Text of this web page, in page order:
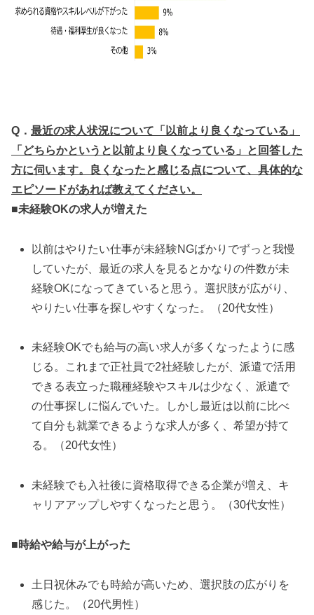
Q． 最近の求人状況について「以前より良くなっている」
「どちらかというと以前より良くなっている」と回答した
方に伺います。良くなったと感じる点について、具体的な
エピソードがあれば教えてください。
■未経験OKの求人が増えた
以前はやりたい仕事が未経験NGばかりでずっと我慢
していたが、最近の求人を見るとかなりの件数が未
経験OKになってきていると思う。選択肢が広がり、
やりたい仕事を探しやすくなった。（20代女性）
未経験OKでも給与の高い求人が多くなったように感
じる。これまで正社員で2社経験したが、派遣で活用
できる表立った職種経験やスキルは少なく、派遣で
の仕事探しに悩んでいた。しかし最近は以前に比べ
て自分も就業できるような求人が多く、希望が持て
る。（20代女性）
未経験でも入社後に資格取得できる企業が増え、キ
ャリアアップしやすくなったと思う。（30代女性）
■時給や給与が上がった
土日祝休みでも時給が高いため、選択肢の広がりを
感じた。（20代男性）